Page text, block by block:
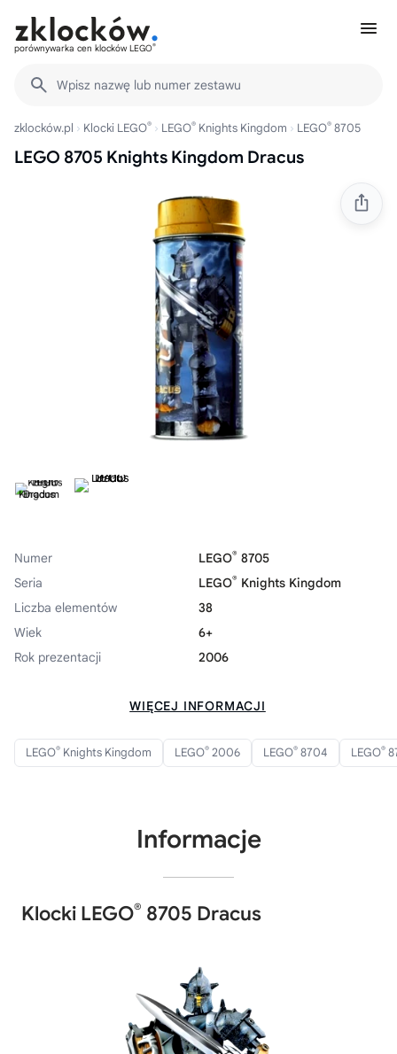
porównywarka cen klocków LEGO®
Wpisz nazwę lub numer zestawu
zklocków.pl Klocki LEGO® LEGO® Knights Kingdom LEGO® 8705
LEGO 8705 Knights Kingdom Dracus
Numer LEGO® 8705
Seria
LEGO® Knights Kingdom
Liczba elementów
38
Wiek
6+
Rok prezentacji
2006
WIĘCEJ INFORMACJI
LEGO® Knights Kingdom LEGO® 2006 LEGO® 8704 LEGO®
Informacje
Klocki LEGO® 8705 Dracus